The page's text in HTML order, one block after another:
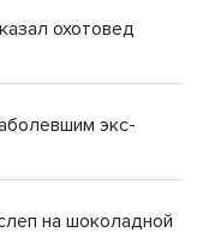
охотовед
экс-
на шоколадной